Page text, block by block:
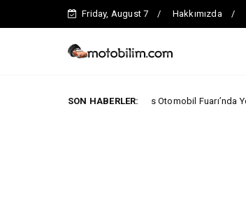
Friday, August 7 Hakkımızda
SON HABERLER:
İlk Kez 2026 Paris Otomobil Fuarı’nda Yerini Alıyor